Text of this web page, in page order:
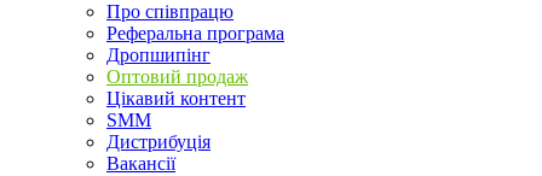
Про співпрацю
Реферальна програма
Дропшипінг
Оптовий продаж
Цікавий контент
SMM
Дистрибуція
Вакансії